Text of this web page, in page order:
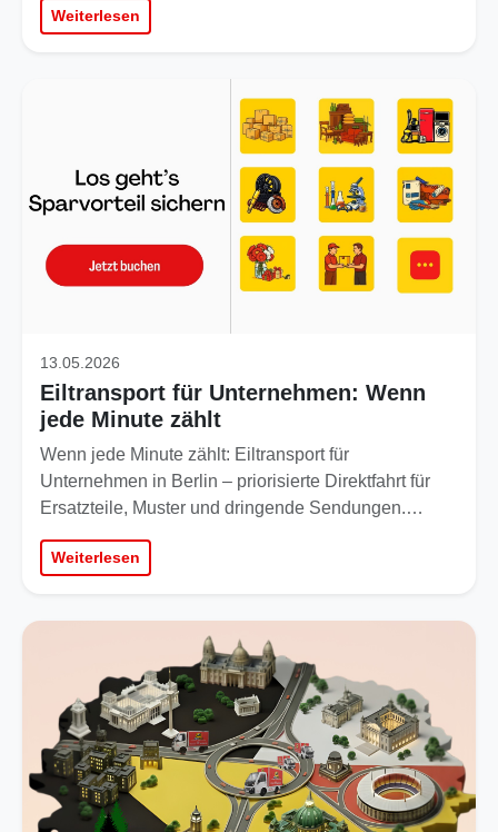
Weiterlesen
13.05.2026
Eiltransport für Unternehmen: Wenn
jede Minute zählt
Wenn jede Minute zählt: Eiltransport für
Unternehmen in Berlin – priorisierte Direktfahrt für
Ersatzteile, Muster und dringende Sendungen.…
Weiterlesen